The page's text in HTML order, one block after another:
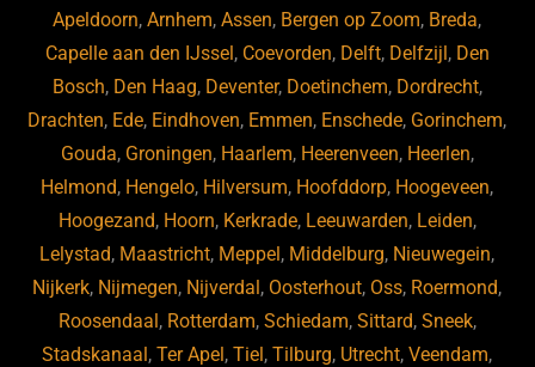
o
k
Apeldoorn,Arnhem,Assen, Bergen op Zoom, Breda,
Capelle aan den IJssel , Coevorden, Delft, Delfzijl , Den
Bosch, Den Haag, Deventer, Doetinchem, Dordrecht,
Drachten, Ede, Eindhoven, Emmen, Enschede, Gorinchem,
Gouda, Groningen, Haarlem, Heerenveen, Heerlen,
Helmond, Hengelo, Hilversum, Hoofddorp, Hoogeveen,
Hoogezand, Hoorn, Kerkrade, Leeuwarden, Leiden,
Lelystad, Maastricht, Meppel , Middelburg, Nieuwegein,
Nijkerk, Nijmegen, Nijverdal , Oosterhout, Oss, Roermond,
Roosendaal , Rotterdam, Schiedam, Sittard, Sneek,
Stadskanaal ,Ter Apel ,Tiel ,Tilburg, Utrecht,Veendam,